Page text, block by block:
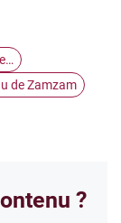
de Zamzam
?